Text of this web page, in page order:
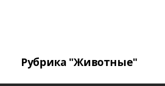
Рубрика "Животные"